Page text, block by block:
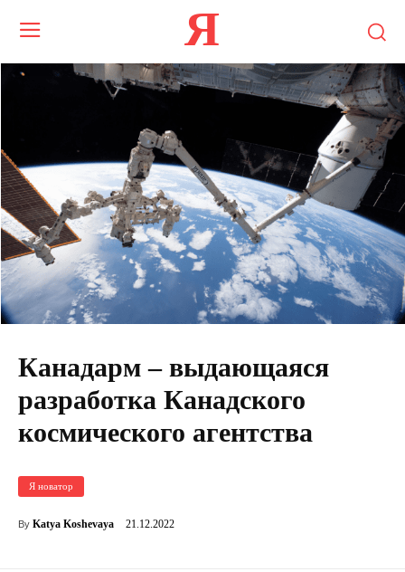
Я
Канадарм – выдающаяся
разработка Канадского
космического агентства
Я новатор
By Katya Koshevaya 21.12.2022